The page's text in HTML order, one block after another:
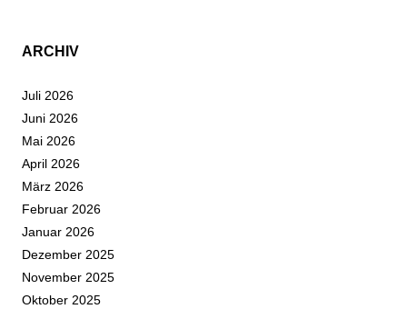
ARCHIV
Juli 2026
Juni 2026
Mai 2026
April 2026
März 2026
Februar 2026
Januar 2026
Dezember 2025
November 2025
Oktober 2025